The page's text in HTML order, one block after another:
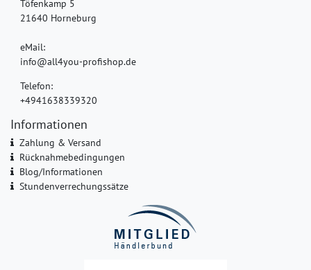
Töfenkamp 5
21640 Horneburg
eMail:
info@all4you-profishop.de
Telefon:
+4941638339320
Informationen
Zahlung & Versand
Rücknahmebedingungen
Blog/Informationen
Stundenverrechungssätze